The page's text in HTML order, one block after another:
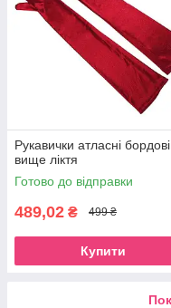
Рукавички атласні бордові
вище ліктя
Готово до відправки
489,02 ₴ 499 ₴
Купити